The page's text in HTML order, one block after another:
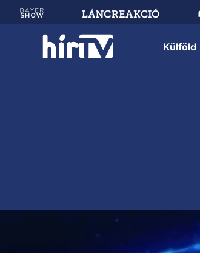
Külföld